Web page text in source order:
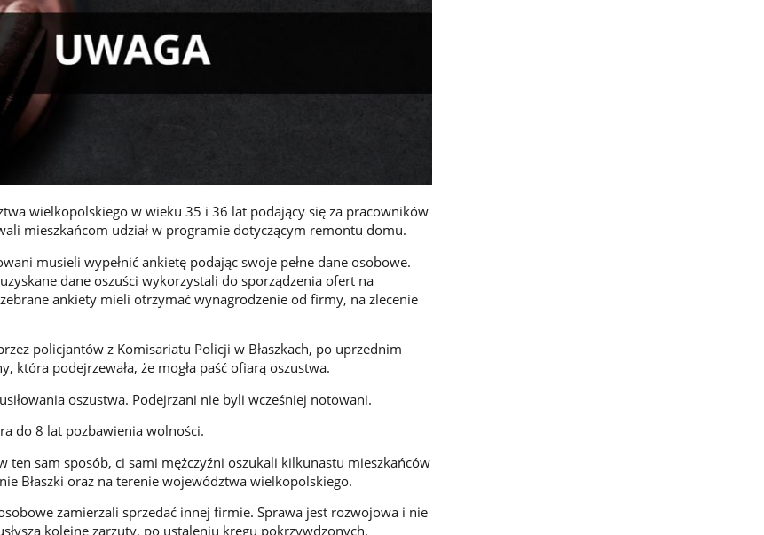
wielkopolskiego w wieku 35 i 36 lat podający się za pracowników
mieszkańcom udział w programie dotyczącym remontu domu.
musieli wypełnić ankietę podając swoje pełne dane osobowe.
dane oszuści wykorzystali do sporządzenia ofert na
ankiety mieli otrzymać wynagrodzenie od firmy, na zlecenie
policjantów z Komisariatu Policji w Błaszkach, po uprzednim
która podejrzewała, że mogła paść ofiarą oszustwa.
oszustwa. Podejrzani nie byli wcześniej notowani.
do 8 lat pozbawienia wolności.
ten sam sposób, ci sami mężczyźni oszukali kilkunastu mieszkańców
Błaszki oraz na terenie województwa wielkopolskiego.
zamierzali sprzedać innej firmie. Sprawa jest rozwojowa i nie
kolejne zarzuty, po ustaleniu kręgu pokrzywdzonych.